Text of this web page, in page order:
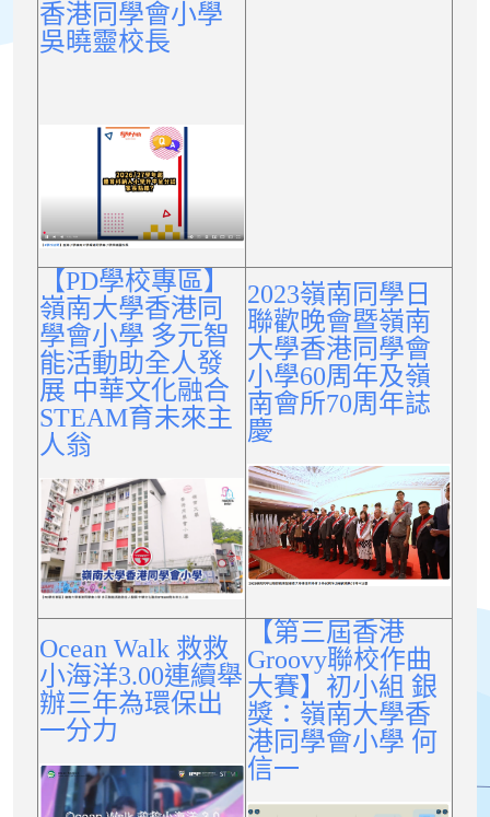
香港同學會小學
吳曉靈校長
【PD學校專區】
嶺南大學香港同
學會小學 多元智
能活動助全人發
展 中華文化融合
STEAM育未來主
人翁
2023嶺南同學日
聯歡晚會暨嶺南
大學香港同學會
小學60周年及嶺
南會所70周年誌
慶
Ocean Walk 救救
小海洋3.00連續舉
辦三年為環保出
一分力
【第三屆香港
Groovy聯校作曲
大賽】初小組 銀
獎：嶺南大學香
港同學會小學 何
信一